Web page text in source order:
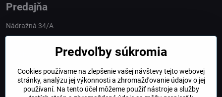
Predajňa
Nádražná 34/A
obchod​@northline​.sk
Otváracie hodiny
Predvoľby súkromia
Cookies používame na zlepšenie vašej návštevy tejto webovej
stránky, analýzu jej výkonnosti a zhromažďovanie údajov o jej
používaní. Na tento účel môžeme použiť nástroje a služby